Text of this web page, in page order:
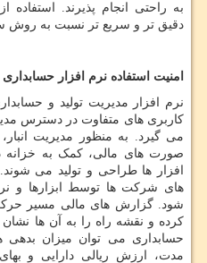
به راحتی انجام پذیرند. استفاده
دقیق تر و سریع تر نسبت به روش
امنیت استفاده نرم افزار حسابداری
نرم افزار مدیریت تولید و
کاربری های متفاوت در دسترس
می گیرد. به منظور مدیریت
صورت های مالی، کمک به خزانه
افزار ها طراحی و تولید می
های شرکت ها توسط ابزارها و
شود. گزارش های مالی مسیر
کرده و نقشه راه را به آن ها نشان
حسابداری می توان میزان بدهی
مدت، ارزش ریالی دارایی و